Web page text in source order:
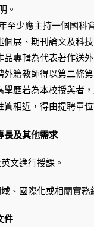
。
至少應主持一個國科
個展、期刊論文及科
品專輯為代表著作送
外籍教師得以第二條
學歷若為本校授與者
質相近，得由提聘單
長及其他需求
文進行授課。
、國際化或相關實務
件